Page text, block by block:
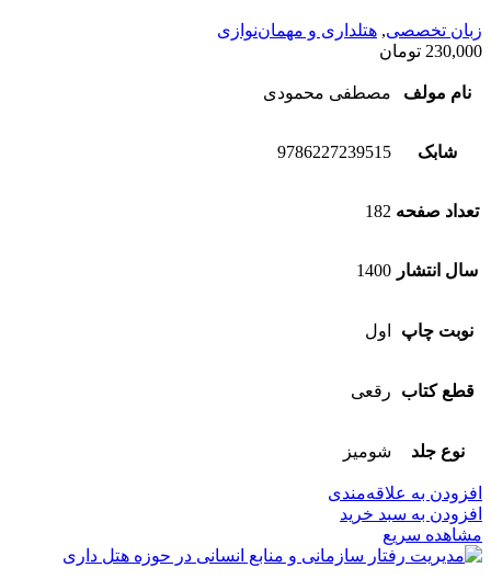
زبان تخصصی, هتلداری و مهمان‌نوازی
230,000 تومان
نام مولف مصطفی محمودی
شابک 9786227239515
تعداد صفحه 182
سال انتشار 1400
نوبت چاپ اول
قطع کتاب رقعی
نوع جلد شومیز
افزودن به علاقه‌مندی
افزودن به سبد خرید
مشاهده سریع